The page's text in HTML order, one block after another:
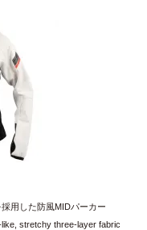
用した防風MIDパーカー
stretchy three-layer fabric